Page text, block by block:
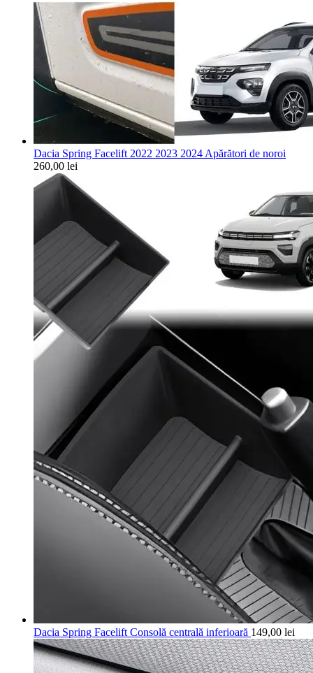
Dacia Spring Facelift 2022 2023 2024 Apărători de noroi
260,00 lei
Dacia Spring Facelift Consolă centrală inferioară 149,00 lei